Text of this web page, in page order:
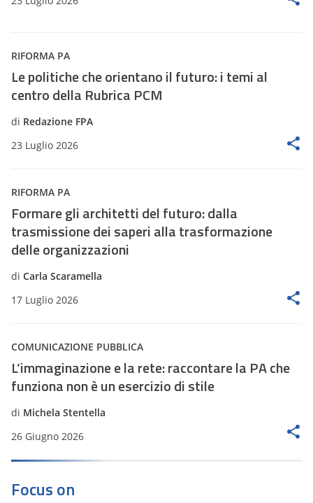
RIFORMA PA
Le politiche che orientano il futuro: i temi al
centro della Rubrica PCM
di Redazione FPA
23 Luglio 2026
RIFORMA PA
Formare gli architetti del futuro: dalla
trasmissione dei saperi alla trasformazione
delle organizzazioni
di Carla Scaramella
17 Luglio 2026
COMUNICAZIONE PUBBLICA
L’immaginazione e la rete: raccontare la PA che
funziona non è un esercizio di stile
di Michela Stentella
26 Giugno 2026
Focus on